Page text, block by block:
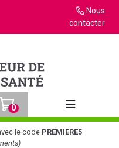
Nous
contacter
0
Afficher la
le code PREMIERE5